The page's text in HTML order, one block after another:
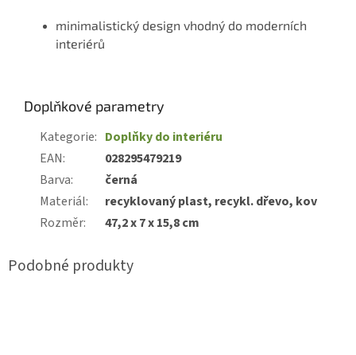
minimalistický design vhodný do moderních
interiérů
Doplňkové parametry
Kategorie: Doplňky do interiéru
EAN:
028295479219
Barva:
černá
Materiál:
recyklovaný plast, recykl. dřevo, kov
Rozměr: 47,2 x 7 x 15,8 cm